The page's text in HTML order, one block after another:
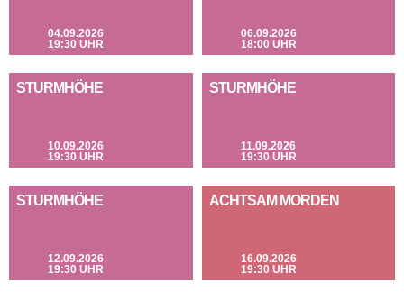
04.09.2026
19:30 UHR
06.09.2026
18:00 UHR
STURMHÖHE
10.09.2026
19:30 UHR
STURMHÖHE
11.09.2026
19:30 UHR
STURMHÖHE
12.09.2026
19:30 UHR
ACHTSAM MORDEN
16.09.2026
19:30 UHR